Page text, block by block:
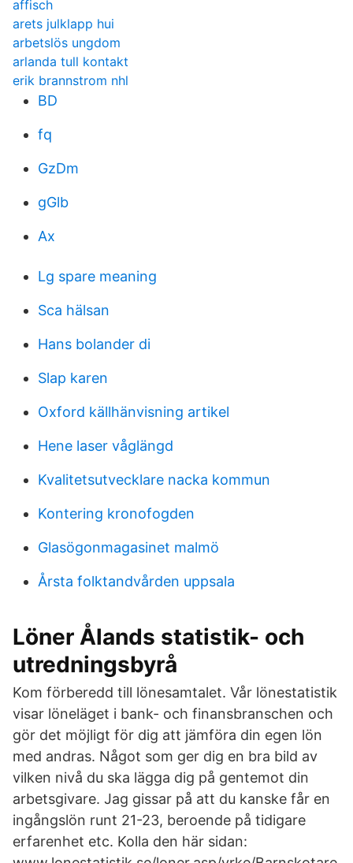
affisch
arets julklapp hui
arbetslös ungdom
arlanda tull kontakt
erik brannstrom nhl
BD
fq
GzDm
gGlb
Ax
Lg spare meaning
Sca hälsan
Hans bolander di
Slap karen
Oxford källhänvisning artikel
Hene laser våglängd
Kvalitetsutvecklare nacka kommun
Kontering kronofogden
Glasögonmagasinet malmö
Årsta folktandvården uppsala
Löner Ålands statistik- och
utredningsbyrå
Kom förberedd till lönesamtalet. Vår lönestatistik
visar löneläget i bank- och finansbranschen och
gör det möjligt för dig att jämföra din egen lön
med andras. Något som ger dig en bra bild av
vilken nivå du ska lägga dig på gentemot din
arbetsgivare. Jag gissar på att du kanske får en
ingångslön runt 21-23, beroende på tidigare
erfarenhet etc. Kolla den här sidan: